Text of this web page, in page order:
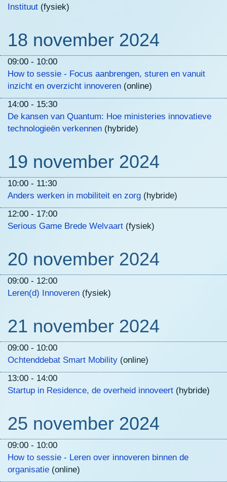
Instituut (fysiek)
18 november 2024
09:00 - 10:00
How to sessie - Focus aanbrengen, sturen en vanuit
inzicht en overzicht innoveren (online)
14:00 - 15:30
De kansen van Quantum: Hoe ministeries innovatieve
technologieën verkennen (hybride)
19 november 2024
10:00 - 11:30
Anders werken in mobiliteit en zorg (hybride)
12:00 - 17:00
Serious Game Brede Welvaart (fysiek)
20 november 2024
09:00 - 12:00
Leren(d) Innoveren (fysiek)
21 november 2024
09:00 - 10:00
Ochtenddebat Smart Mobility (online)
13:00 - 14:00
Startup in Residence, de overheid innoveert (hybride)
25 november 2024
09:00 - 10:00
How to sessie - Leren over innoveren binnen de
organisatie (online)